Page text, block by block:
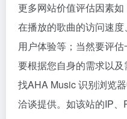
更多网站价值评估因素
在播放的歌曲的访问速度
用户体验等；当然要评
要根据您自身的需求以
找AHA Music 识别浏览
洽谈提供。如该站的IP、